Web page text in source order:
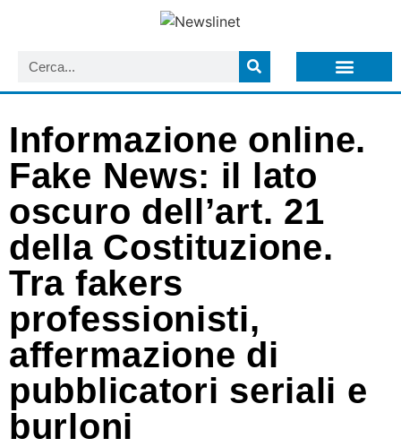
Informazione online.
Fake News: il lato
oscuro dell’art. 21
della Costituzione.
Tra fakers
professionisti,
affermazione di
pubblicatori seriali e
burloni